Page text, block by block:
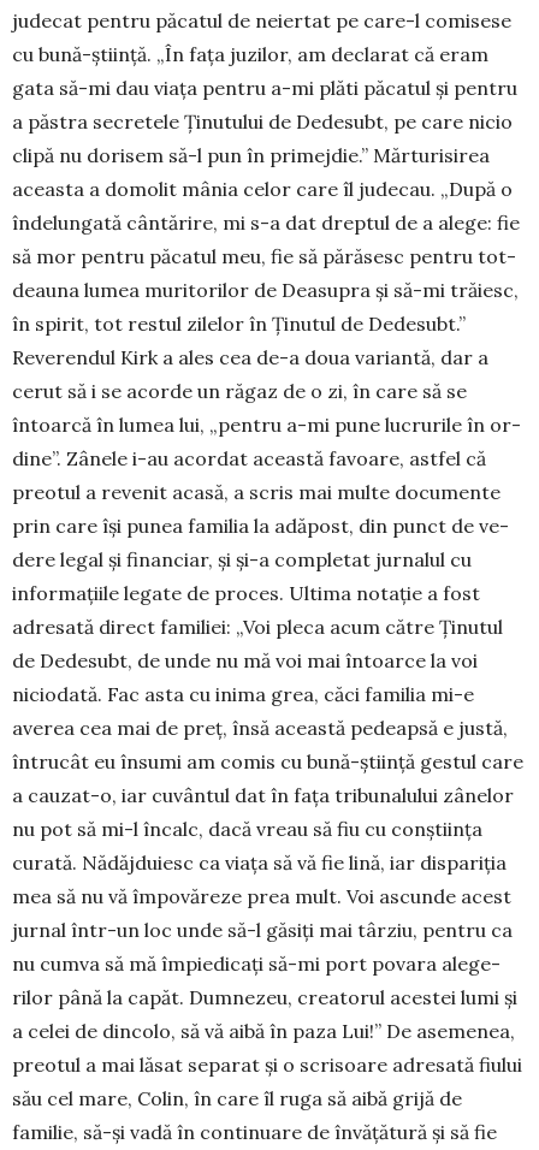
judecat pentru păcatul de neiertat pe care-l comisese
cu bună-știință. „În fața juzilor, am declarat că eram
gata să-mi dau viața pentru a-mi plăti păcatul și pentru
a păstra secretele Ținu­tului de Dedesubt, pe care nicio
clipă nu dorisem să-l pun în primejdie.” Mărturisirea
aceasta a do­molit mânia celor care îl judecau. „După o
în­de­lungată cântărire, mi s-a dat dreptul de a alege: fie
să mor pentru pă­ca­tul meu, fie să pă­­răsesc pentru tot­­
deauna lumea mu­­ritorilor de Dea­­su­pra și să-mi tră­iesc,
în spirit, tot restul zilelor în Ținutul de De­de­subt.”
Reverendul Kirk a ales cea de-a doua variantă, dar a
cerut să i se acorde un răgaz de o zi, în care să se
întoarcă în lumea lui, „pentru a-mi pune lucrurile în or­
di­ne”. Zânele i-au acor­dat aceas­tă fa­voare, astfel că
pre­otul a revenit acasă, a scris mai multe docu­men­­te
prin care își punea familia la adăpost, din punct de ve­
dere legal și finan­ciar, și și-a com­pletat jurnalul cu
informațiile legate de proces. Ultima no­tație a fost
adre­sată direct fa­miliei: „Voi pleca acum către Ținutul
de Dedesubt, de unde nu mă voi mai în­toarce la voi
niciodată. Fac asta cu inima grea, căci familia mi-e
averea cea mai de preț, însă aceas­tă pedeapsă e justă,
întrucât eu însumi am comis cu bună-știință gestul care
a cauzat-o, iar cuvântul dat în fața tri­bunalului zânelor
nu pot să mi-l încalc, dacă vreau să fiu cu conștiința
curată. Nădăjduiesc ca viața să vă fie lină, iar dispariția
mea să nu vă împovăreze prea mult. Voi ascunde acest
jurnal în­tr-un loc unde să-l găsiți mai târziu, pentru ca
nu cum­va să mă împiedicați să-mi port povara alege­
rilor până la capăt. Dumnezeu, creatorul acestei lumi și
a celei de dincolo, să vă aibă în paza Lui!” De asemenea,
preotul a mai lăsat separat și o scri­soare adresată fiului
său cel mare, Colin, în care îl ruga să aibă grijă de
familie, să-și vadă în continuare de învățătură și să fie